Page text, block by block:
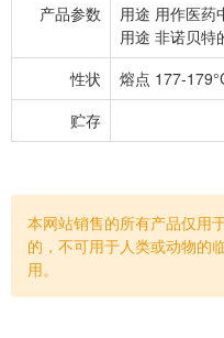
产品参数
用途 用作医药
用途 非诺贝特
性状
熔点 177-
贮存
本网站销售的所有产品仅用
的，不可用于人类或动物的
用。